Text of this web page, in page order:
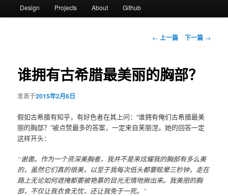
至
容
区
域
Design Projects About Github
文
航
← 上一篇 下一篇 →
谁拥有古希腊最美丽的胸部？
发表于2015年2月6日
假如古希腊有知乎，有好色者在其上问：“谁拥有俺们古希腊最美
丽的胸部？”被点赞最多的答案，一定来自芙丽涅。她的回答一定
这样开头：
“谢邀。作为一个资深美胸者，我并不是来炫耀我的胸部有多么美
的，虽然它们真的很美，以至于我每次低头都要眩晕三秒钟，走在
路上无论如何遮掩都要被艳慕的目光无情地揪出来。我美丽的胸
部，不仅让我衣食无忧，还让我免于一死。”